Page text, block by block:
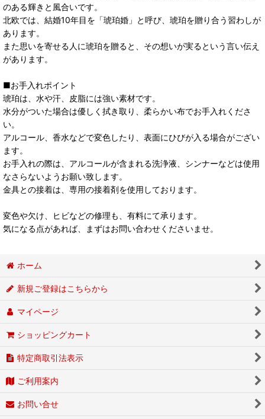
のある輝きと風合いです。
北欧では、結婚10年目を「琥珀婚」と呼び、琥珀を贈り合う習わしが
あります。
また思いを寄せる人に琥珀を贈ると、その想いが実るという言い伝え
があります。
■お手入れポイント
琥珀は、水や汗、皮脂には強い素材です。
水分がついた場合は優しく拭き取り、柔らかい布でお手入れくださ
い。
アルコール、香水などで変色したり、表面にひびが入る場合がござい
ます。
お手入れの際は、アルコールが含まれる洗浄液、シンナーなどは使用
なさらないようお願い致します。
金具との接着は、専用の接着剤を使用しております。
変色や欠け、ヒビなどの修理も、有料にて承ります。
気になる点があれば、まずはお問い合わせくださいませ。
ホーム
新規ご登録はこちらから
マイページ
ショッピングカート
特定商取引法表示
ご利用案内
お問い合せ